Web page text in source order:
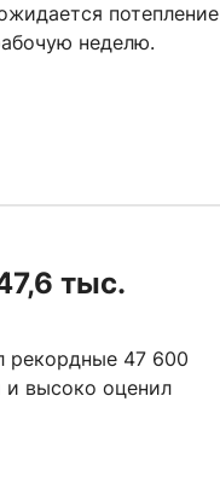
потепление
неделю.
тыс.
рекордные 47 600
и высоко оценил